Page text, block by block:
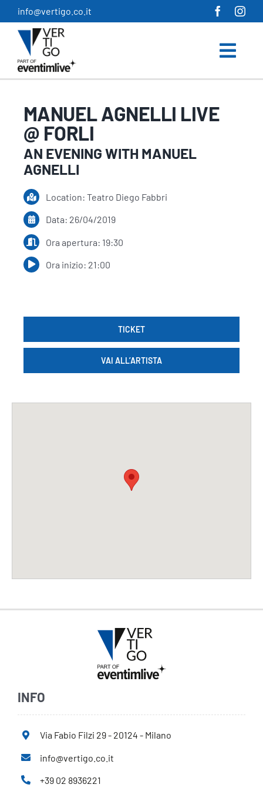
Salta
al
contenuto
info@vertigo.co.it
MANUEL AGNELLI LIVE
@ FORLI
AN EVENING WITH MANUEL
AGNELLI
Location: Teatro Diego Fabbri
Data: 26/04/2019
Ora apertura: 19:30
Ora inizio: 21:00
TICKET
VAI ALL’ARTISTA
INFO
Via Fabio Filzi 29 - 20124 - Milano
info@vertigo.co.it
+39 02 8936221